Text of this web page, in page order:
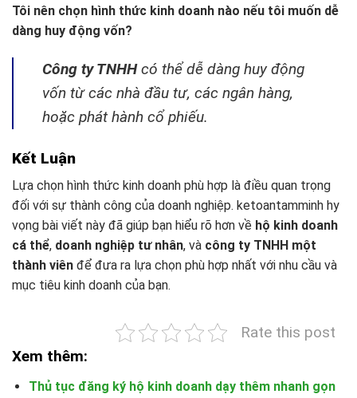
Tôi nên chọn hình thức kinh doanh nào nếu tôi muốn dễ
dàng huy động vốn?
Công ty TNHHcó thể dễ dàng huy động
vốn từ các nhà đầu tư, các ngân hàng,
hoặc phát hành cổ phiếu.
Kết Luận
Lựa chọn hình thức kinh doanh phù hợp là điều quan trọng
đối với sự thành công của doanh nghiệp. ketoantamminh hy
vọng bài viết này đã giúp bạn hiểu rõ hơn về hộ kinh doanh
cá thể, doanh nghiệp tư nhân, và công ty TNHH một
thành viên để đưa ra lựa chọn phù hợp nhất với nhu cầu và
mục tiêu kinh doanh của bạn.
Rate this post
Xem thêm:
Thủ tục đăng ký hộ kinh doanh dạy thêm nhanh gọn